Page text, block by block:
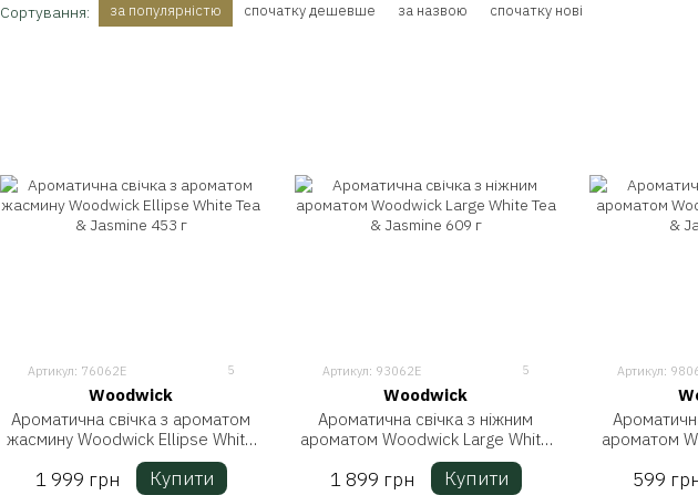
Сортування: за популярністю спочатку дешевше за назвою спочатку нові
Артикул: 76062E 5
Woodwick
Ароматична свічка з ароматом
жасмину Woodwick Ellipse White
Tea & Jasmine 453 г
1 999 грн Купити
Артикул: 93062E 5
Woodwick
Ароматична свічка з ніжним
ароматом Woodwick Large White
Tea & Jasmine 609 г
1 899 грн Купити
Артикул:
ароматом
Tea
599